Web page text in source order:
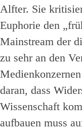
Alfter. Sie
Euphorie den
Mainstream der
zu sehr an den
daran, dass
Wissenschaft
aufbauen muss